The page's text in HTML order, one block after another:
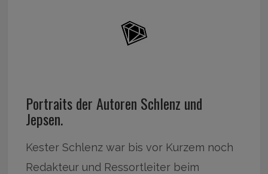
Portraits der Autoren Schlenz und
Jepsen.
Kester Schlenz war bis vor Kurzem noch
Redakteur und Ressortleiter beim